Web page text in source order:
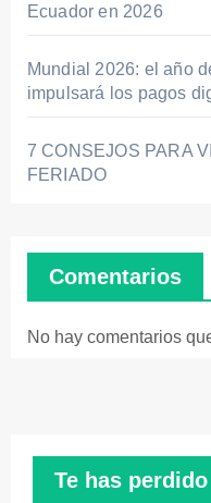
Ecuador en 2026
Mundial 2026: el año
impulsará los pagos
7 CONSEJOS PARA
FERIADO
Comentarios
No hay comentarios
Te has perdido